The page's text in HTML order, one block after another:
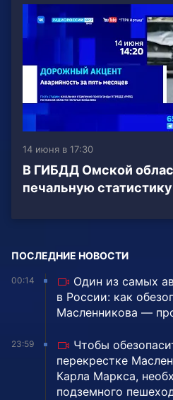
14 июня в 17:30
В ГИБДД Омской
печальную
ПОСЛЕДНИЕ НОВОСТИ
00:14
Один из самых
в России: как
Масленникова —
23:59
Чтобы
перекрестке
Карла Маркса,
подземного